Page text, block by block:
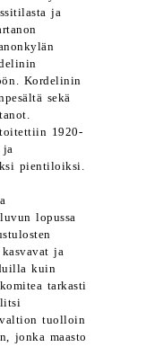
ja
Kordelinin
sekä
1920-
ja
pientiloiksi.
lopussa
ja
kuin
tarkasti
valtion tuolloin
jonka maasto